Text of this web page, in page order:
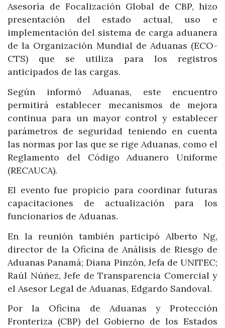
Asesoría de Focalización Global de CBP, hizo
presentación del estado actual, uso e
implementación del sistema de carga aduanera
de la Organización Mundial de Aduanas (ECO-
CTS) que se utiliza para los registros
anticipados de las cargas.
Según informó Aduanas, este encuentro
permitirá establecer mecanismos de mejora
continua para un mayor control y establecer
parámetros de seguridad teniendo en cuenta
las normas por las que se rige Aduanas, como el
Reglamento del Código Aduanero Uniforme
(RECAUCA).
El evento fue propicio para coordinar futuras
capacitaciones de actualización para los
funcionarios de Aduanas.
En la reunión también participó Alberto Ng,
director de la Oficina de Análisis de Riesgo de
Aduanas Panamá; Diana Pinzón, Jefa de UNITEC;
Raúl Núñez, Jefe de Transparencia Comercial y
el Asesor Legal de Aduanas, Edgardo Sandoval.
Por la Oficina de Aduanas y Protección
Fronteriza (CBP) del Gobierno de los Estados